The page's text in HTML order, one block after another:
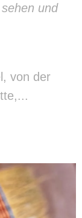
und
von der